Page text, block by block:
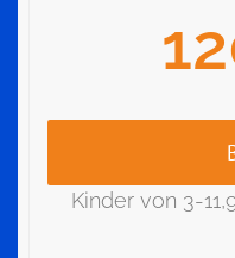
Kinder von 3-